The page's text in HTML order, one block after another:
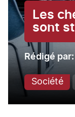
Les
sont
Rédigé par
Société